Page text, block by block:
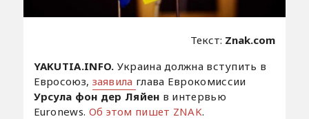
Текст: Znak.com
YAKUTIA.INFO. Украина должна вступить в
Евросоюз, заявила глава Еврокомиссии
Урсула фон дер Ляйен в интервью
Euronews. Об этом пишет ZNAK.